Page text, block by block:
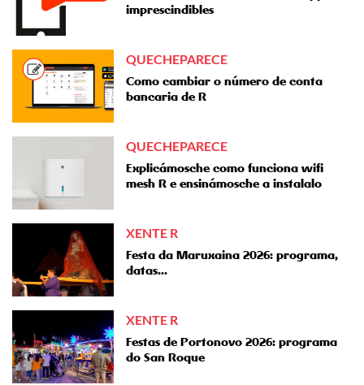
imprescindibles
QUECHEPARECE
Como cambiar o número de conta
bancaria de R
QUECHEPARECE
Explicámosche como funciona wifi
mesh R e ensinámosche a instalalo
XENTE R
Festa da Maruxaina 2026: programa,
datas...
XENTE R
Festas de Portonovo 2026: programa
do San Roque